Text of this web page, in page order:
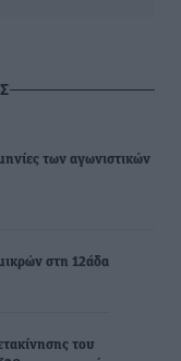
των αγωνιστικών
στη 12άδα
του